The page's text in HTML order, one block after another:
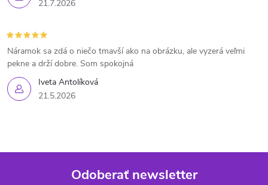
21.7.2026
Iveta Antolíková
21.5.2026
Náramok sa zdá o niečo tmavší ako na obrázku, ale vyzerá veľmi
pekne a drží dobre. Som spokojná
Odoberať newsletter